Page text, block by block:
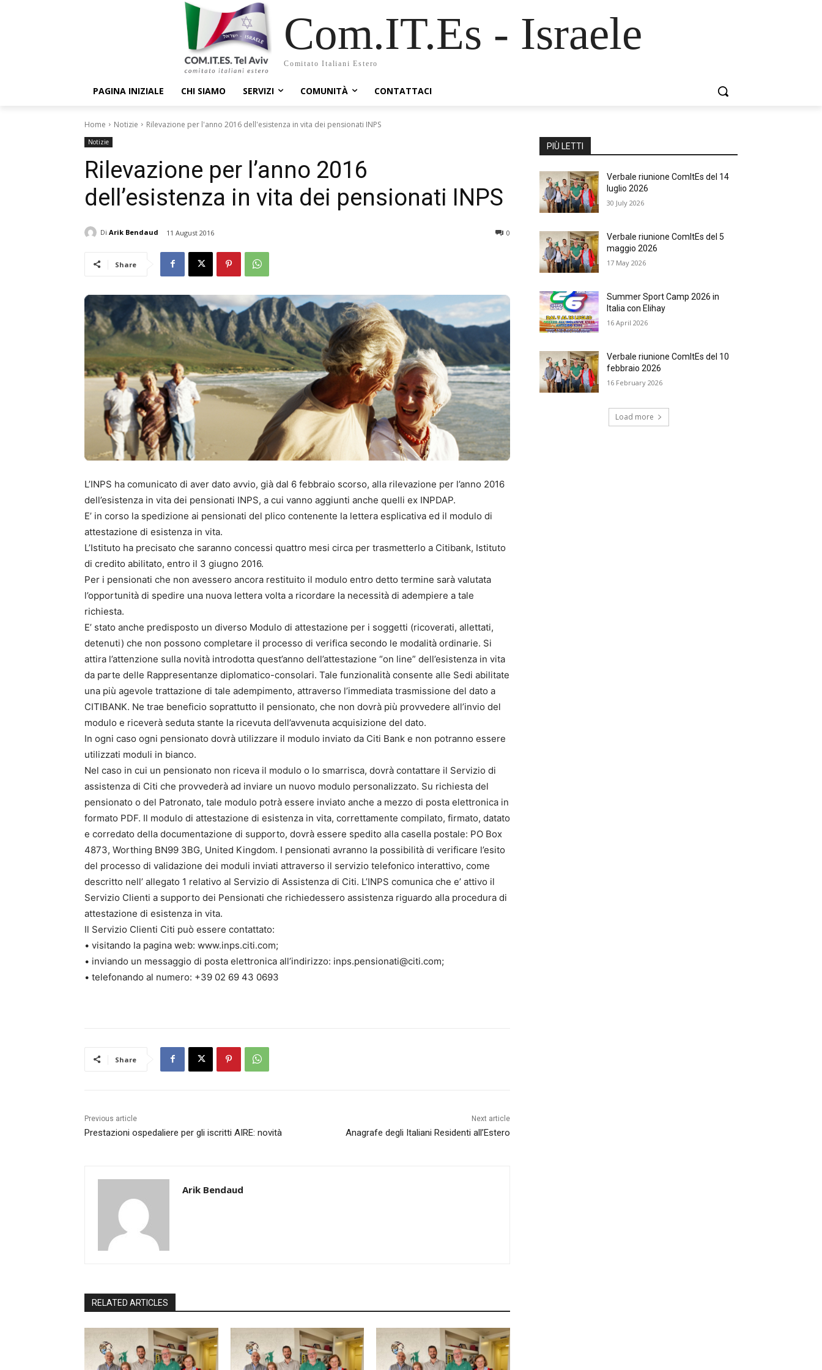
Com.IT.Es - Israele
Comitato Italiani Estero
PAGINA INIZIALE CHI SIAMO SERVIZI COMUNITÀ CONTATTACI
Home Notizie Rilevazione per l'anno 2016 dell'esistenza in vita dei pensionati INPS
Notizie
Rilevazione per l’anno 2016
dell’esistenza in vita dei pensionati INPS
Di Arik Bendaud 11 August 2016 0
Share
L’INPS ha comunicato di aver dato avvio, già dal 6 febbraio scorso, alla rilevazione per l’anno 2016
dell’esistenza in vita dei pensionati INPS, a cui vanno aggiunti anche quelli ex INPDAP.
E’ in corso la spedizione ai pensionati del plico contenente la lettera esplicativa ed il modulo di
attestazione di esistenza in vita.
L’Istituto ha precisato che saranno concessi quattro mesi circa per trasmetterlo a Citibank, Istituto
di credito abilitato, entro il 3 giugno 2016.
Per i pensionati che non avessero ancora restituito il modulo entro detto termine sarà valutata
l’opportunità di spedire una nuova lettera volta a ricordare la necessità di adempiere a tale
richiesta.
E’ stato anche predisposto un diverso Modulo di attestazione per i soggetti (ricoverati, allettati,
detenuti) che non possono completare il processo di verifica secondo le modalità ordinarie. Si
attira l’attenzione sulla novità introdotta quest’anno dell’attestazione “on line” dell’esistenza in vita
da parte delle Rappresentanze diplomatico-consolari. Tale funzionalità consente alle Sedi abilitate
una più agevole trattazione di tale adempimento, attraverso l’immediata trasmissione del dato a
CITIBANK. Ne trae beneficio soprattutto il pensionato, che non dovrà più provvedere all’invio del
modulo e riceverà seduta stante la ricevuta dell’avvenuta acquisizione del dato.
In ogni caso ogni pensionato dovrà utilizzare il modulo inviato da Citi Bank e non potranno essere
utilizzati moduli in bianco.
Nel caso in cui un pensionato non riceva il modulo o lo smarrisca, dovrà contattare il Servizio di
assistenza di Citi che provvederà ad inviare un nuovo modulo personalizzato. Su richiesta del
pensionato o del Patronato, tale modulo potrà essere inviato anche a mezzo di posta elettronica in
formato PDF. Il modulo di attestazione di esistenza in vita, correttamente compilato, firmato, datato
e corredato della documentazione di supporto, dovrà essere spedito alla casella postale: PO Box
4873, Worthing BN99 3BG, United Kingdom. I pensionati avranno la possibilità di verificare l’esito
del processo di validazione dei moduli inviati attraverso il servizio telefonico interattivo, come
descritto nell’ allegato 1 relativo al Servizio di Assistenza di Citi. L’INPS comunica che e’ attivo il
Servizio Clienti a supporto dei Pensionati che richiedessero assistenza riguardo alla procedura di
attestazione di esistenza in vita.
Il Servizio Clienti Citi può essere contattato:
• visitando la pagina web: www.inps.citi.com;
• inviando un messaggio di posta elettronica all’indirizzo: inps.pensionati@citi.com;
• telefonando al numero: +39 02 69 43 0693
Share
Previous article
Prestazioni ospedaliere per gli iscritti AIRE: novità
Next article
Anagrafe degli Italiani Residenti all’Estero
Arik Bendaud
RELATED ARTICLES
PIÙ LETTI
Verbale riunione ComItEs del 14
luglio 2026
30 July 2026
Verbale riunione ComItEs del 5
maggio 2026
17 May 2026
Summer Sport Camp 2026 in
Italia con Elihay
16 April 2026
Verbale riunione ComItEs del 10
febbraio 2026
16 February 2026
Load more